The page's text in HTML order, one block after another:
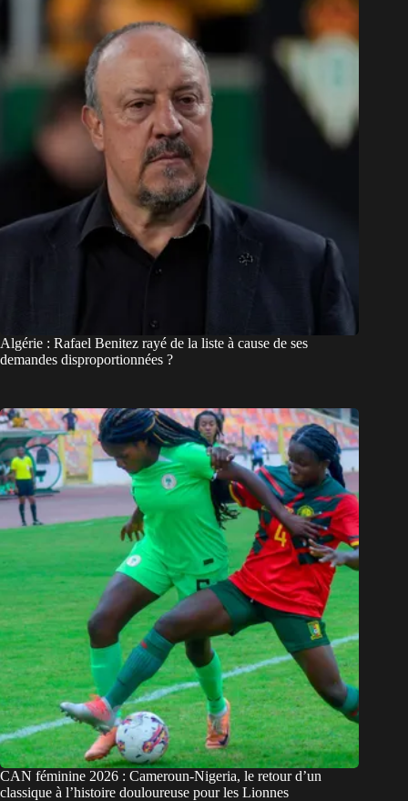
Algérie : Rafael Benitez rayé de la liste à cause de ses
demandes disproportionnées ?
CAN féminine 2026 : Cameroun-Nigeria, le retour d’un
classique à l’histoire douloureuse pour les Lionnes